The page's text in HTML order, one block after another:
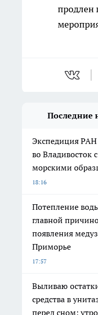
продлен
Последние
Экспедиция РАН
во Владивосток
морскими
18:16
Потепление
главной
появления
Приморье
17:57
Выливаю
средства в
перед сном: